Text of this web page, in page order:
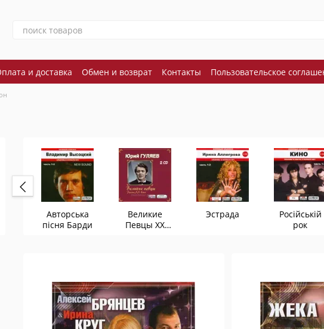
и доставка Обмен и возврат Контакты Пользовательское
Авторська
пісня Барди
Великие
Певцы ХХ
Эстрада
Російській
рок